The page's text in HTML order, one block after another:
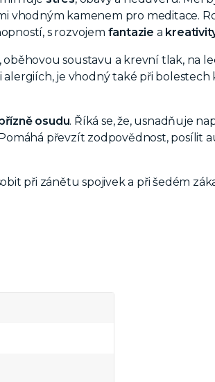
vhodným kamenem pro meditace.
s rozvojem fantazie a
, oběhovou soustavu a krevní tlak, na
je vhodný také při bolestech
osudu. Říká se, že, usnadňuje
převzít zodpovědnost, posílit
při zánětu spojivek a při šedém